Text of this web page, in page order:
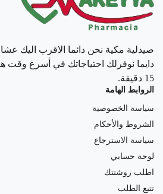
صيدلية مكية نحن دائما الاقرب اليك
دايما نوفرلك احتياجاتك في أسرع وقت
15 دقيقة.
الروابط الهامة
سياسة الخصوصية
الشروط والأحكام
سياسة الاسترجاع
لوحة حسابي
اطلب روشتتك
تتبع الطلب